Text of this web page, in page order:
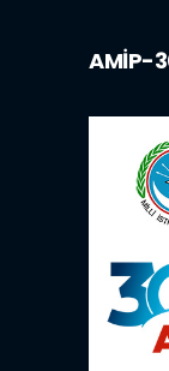
AMİP-